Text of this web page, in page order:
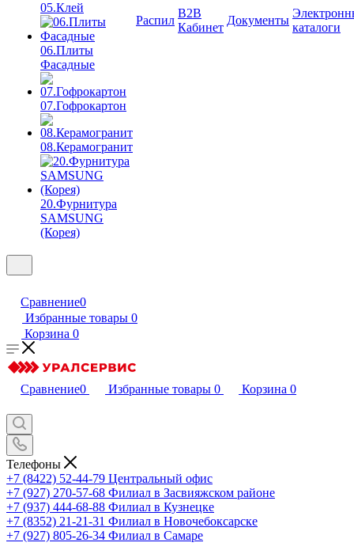
05.Клей
06.Плиты
Фасадные
07.Гофрокартон
08.Керамогранит
20.Фурнитура
SAMSUNG
(Корея)
Распил
B2B
Кабинет
Документы
каталоги
Сравнение0
Избранные товары 0
Корзина 0
Сравнение0 Избранные товары 0 Корзина 0
Телефоны
+7 (8422) 52-44-79 Центральный офис
+7 (927) 270-57-68 Филиал в Засвияжском районе
+7 (937) 444-68-88 Филиал в Кузнецке
+7 (8352) 21-21-31 Филиал в Новочебоксарске
+7 (927) 805-26-34 Филиал в Самаре